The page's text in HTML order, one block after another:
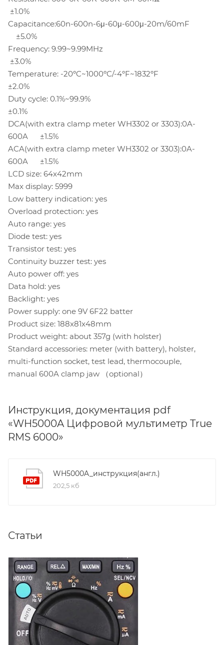
±1.0%
Capacitance:60n-600n-6μ-60μ-600μ-20m/60mF
±5.0%
Frequency: 9.99~9.99MHz
±3.0%
Temperature: -20ºC~1000ºC/-4ºF~1832ºF
±2.0%
Duty cycle: 0.1%~99.9%
±0.1%
DCA(with extra clamp meter WH3302 or 3303):0A-
600A ±1.5%
ACA(with extra clamp meter WH3302 or 3303):0A-
600A ±1.5%
LCD size: 64x42mm
Max display: 5999
Low battery indication: yes
Overload protection: yes
Auto range: yes
Diode test: yes
Transistor test: yes
Continuity buzzer test: yes
Auto power off: yes
Data hold: yes
Backlight: yes
Power supply: one 9V 6F22 batter
Product size: 188x81x48mm
Product weight: about 357g (with holster)
Standard accessories: meter (with battery), holster,
multi-function socket, test lead, thermocouple,
manual 600A clamp jaw （optional）
Инструкция, документация pdf
«WH5000A Цифровой мультиметр True
RMS 6000»
WH5000A_инструкция(англ.)
202,5 кб
Статьи